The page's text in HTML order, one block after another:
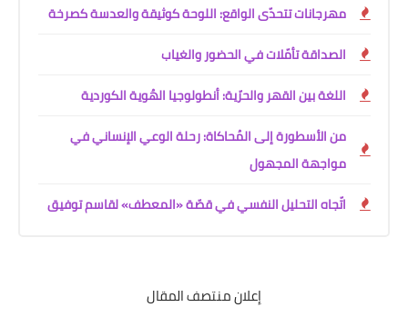
مهرجانات تتحدّى الواقع: اللوحة كوثيقة والعدسة كصرخة
الصداقة تأمّلات في الحضور والغياب
اللغة بين القهر والحرّية: أنطولوجيا الهُوية الكوردية
من الأسطورة إلى المُحاكاة: رحلة الوعي الإنساني في
مواجهة المجهول
اتّجاه التحليل النفسي في قصّة «المعطف» لقاسم توفيق
إعلان منتصف المقال